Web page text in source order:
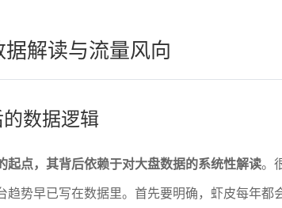
解读与流量风向
数据逻辑
起点，其背后依赖于对大盘数据的系统性解读。
趋势早已写在数据里。首先要明确，虾皮每年都